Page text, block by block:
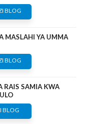
BLOG
MASLAHI YA UMMA
BLOG
RAIS SAMIA KWA
BLOG